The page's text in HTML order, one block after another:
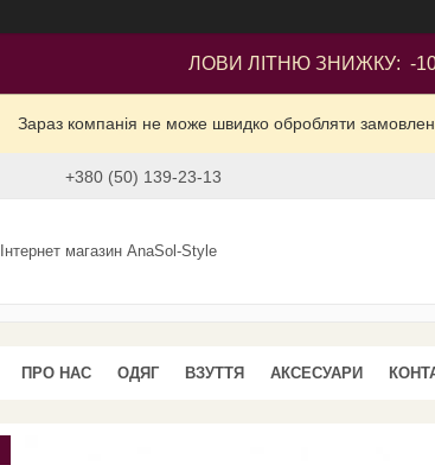
ЛОВИ ЛІТНЮ ЗНИЖКУ: -
Зараз компанія не може швидко обробляти
+380 (50) 139-23-13
Інтернет магазин AnaSol-Style
ПРО НАС ОДЯГ ВЗУТТЯ АКСЕСУАРИ